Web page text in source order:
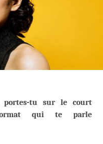
portes-tu sur le court
qui te parle